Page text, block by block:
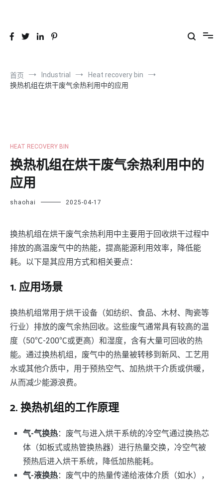
首页 Industrial
Heat recovery bin
换热机组在烘干废气余热利用中的应用
HEAT RECOVERY BIN
换热机组在烘干废气余热利用中的
应用
shaohai 2025-04-17
换热机组在烘干废气余热利用中主要用于回收烘干过程中
排放的高温废气中的热能，提高能源利用效率，降低能
耗。以下是其应用方式和相关要点：
1.应用场景
换热机组常用于烘干设备（如纺织、食品、木材、陶瓷等
行业）排放的废气余热回收。这些废气通常具有较高的温
度（50℃-200℃或更高）和湿度，含有大量可回收的热
能。通过换热机组，废气中的热量被转移到新风、工艺用
水或其他介质中，用于预热空气、加热烘干介质或供暖，
从而减少能源浪费。
2.换热机组的工作原理
气-气换热：废气与进入烘干系统的冷空气通过换热芯
体（如板式或热管换热器）进行热量交换，冷空气被
预热后进入烘干系统，降低加热能耗。
气-液换热：废气中的热量传递给液体介质（如水），